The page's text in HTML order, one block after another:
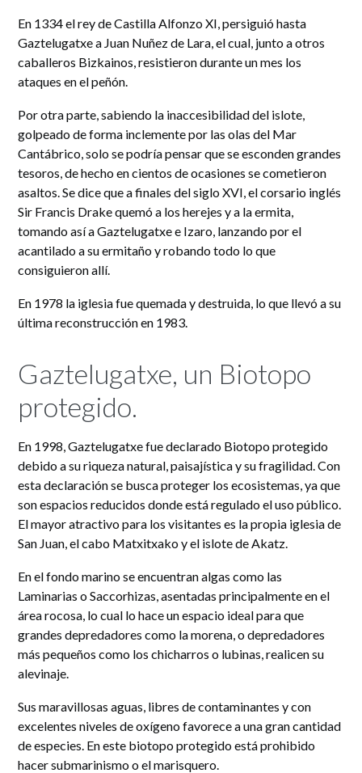
En 1334 el rey de Castilla Alfonzo XI, persiguió hasta
Gaztelugatxe a Juan Nuñez de Lara, el cual, junto a otros
caballeros Bizkainos, resistieron durante un mes los
ataques en el peñón.
Por otra parte, sabiendo la inaccesibilidad del islote,
golpeado de forma inclemente por las olas del Mar
Cantábrico, solo se podría pensar que se esconden grandes
tesoros, de hecho en cientos de ocasiones se cometieron
asaltos. Se dice que a finales del siglo XVI, el corsario inglés
Sir Francis Drake quemó a los herejes y a la ermita,
tomando así a Gaztelugatxe e Izaro, lanzando por el
acantilado a su ermitaño y robando todo lo que
consiguieron allí.
En 1978 la iglesia fue quemada y destruida, lo que llevó a su
última reconstrucción en 1983.
Gaztelugatxe, un Biotopo
protegido.
En 1998, Gaztelugatxe fue declarado Biotopo protegido
debido a su riqueza natural, paisajística y su fragilidad. Con
esta declaración se busca proteger los ecosistemas, ya que
son espacios reducidos donde está regulado el uso público.
El mayor atractivo para los visitantes es la propia iglesia de
San Juan, el cabo Matxitxako y el islote de Akatz.
En el fondo marino se encuentran algas como las
Laminarias o Saccorhizas, asentadas principalmente en el
área rocosa, lo cual lo hace un espacio ideal para que
grandes depredadores como la morena, o depredadores
más pequeños como los chicharros o lubinas, realicen su
alevinaje.
Sus maravillosas aguas, libres de contaminantes y con
excelentes niveles de oxígeno favorece a una gran cantidad
de especies. En este biotopo protegido está prohibido
hacer submarinismo o el marisquero.